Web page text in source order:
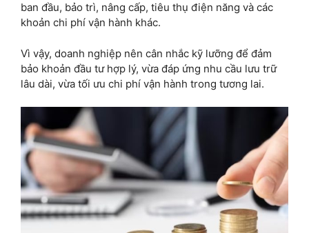
ban đầu, bảo trì, nâng cấp, tiêu thụ điện năng và các
khoản chi phí vận hành khác.
Vì vậy, doanh nghiệp nên cân nhắc kỹ lưỡng để đảm
bảo khoản đầu tư hợp lý, vừa đáp ứng nhu cầu lưu trữ
lâu dài, vừa tối ưu chi phí vận hành trong tương lai.